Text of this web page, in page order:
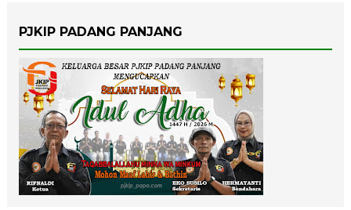
PJKIP PADANG PANJANG